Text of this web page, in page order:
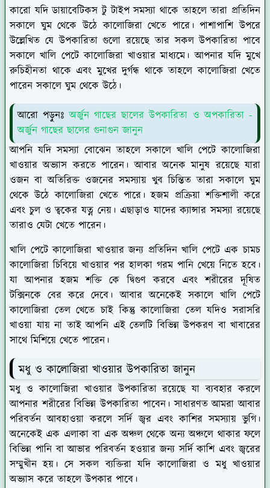
কারো যদি ডায়াবেটিকস টু টাইপ সমস্যা থাকে তাহলে তারা প্রতিদিন
সকালে ঘুম থেকে উঠে কালোজিরা খেতে পারে। পাশাপাশি উপরে
উল্লেখিত যে উপকারিতা গুলো রয়েছে তার সকল উপকারিতা পাবে
সকালে খালি পেটে কালোজিরা খাওয়ার মাধ্যমে। আপনার যদি মুখে
রুচিহীনতা থাকে এবং মুখের দুর্গন্ধ থাকে তাহলে কালোজিরা খেতে
পারেন সকালে ঘুম থেকে উঠে।
আরো পড়ুনঃঅর্জুন গাছের ছালের উপকারিতা ও অপকারিতা -
অর্জুন গাছের ছালের গুনাগুন জানুন
আপনি যদি সমস্যা বোঝেন তাহলে সকালে খালি পেটে কালোজিরা
খাওয়ার অভ্যাস করতে পারেন। আবার অনেক মানুষ রয়েছে যারা
ওজন বা অতিরিক্ত ওজনের সমস্যায় খুব চিন্তিত তারা সকালে ঘুম
থেকে উঠে কালোজিরা খেতে পারে। হজম প্রক্রিয়া শক্তিশালী করে
এবং চুল ও ত্বকের যত্ন নেয়। এছাড়াও যাদের ক্যান্সার সমস্যা রয়েছে
তারাও যেটা খেতে পারেন।
খালি পেটে কালোজিরা খাওয়ার জন্য প্রতিদিন খালি পেটে এক চামচ
কালোজিরা চিবিয়ে খাওয়ার পর হালকা গরম পানি খেয়ে নিতে হবে।
যা আপনার হজম শক্তি কে দ্বিগুণ করবে এবং শরীরের দূষিত
টক্সিনকে বের করে দেবে। আবার অনেকেই সকালে খালি পেটে
কালোজিরা তেল খেতে চাই কিন্তু কালোজিরা তেল যদিও সরাসরি
খাওয়া যায় না তাই আপনি এই তেলটি বিভিন্ন উপকরণ বা খাবারের
সাথে মিশিয়ে খেতে পারেন।
মধু ও কালোজিরা খাওয়ার উপকারিতা জানুন
মধু ও কালোজিরা খাওয়ার উপকারিতা রয়েছে যা ব্যবহার করলে
আপনার শরীরের বিভিন্ন উপকারিতা পাবেন। সাধারণত আমরা আবার
পরিবর্তন আবহাওয়া করলে সর্দি জ্বর এবং কাশির সমস্যায় ভুগি।
অনেকেই এক এলাকা বা এক অঞ্চল থেকে অন্য অঞ্চলে থাকার ফলে
বিভিন্ন পানি বা আভার পরিবর্তন হওয়ার জন্য সর্দি কাশি এবং জ্বরের
সম্মুখীন হয়। সে সকল ব্যক্তিরা যদি কালোজিরা ও মধু খাওয়ার
অভ্যাস করে তাহলে উপকার পাবে।